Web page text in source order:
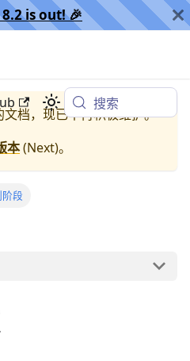
is out! 🎉️
搜索
文档，现已不再积极维护。
本(Next)。
段